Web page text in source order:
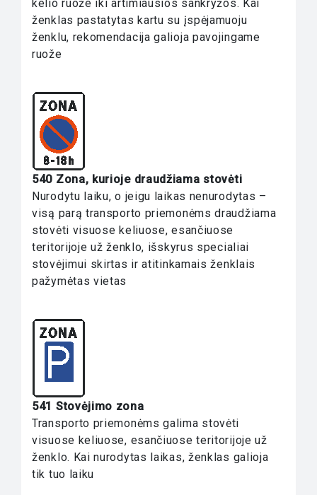
kelio ruože iki artimiausios sankryžos. Kai
ženklas pastatytas kartu su įspėjamuoju
ženklu, rekomendacija galioja pavojingame
ruože
540 Zona, kurioje draudžiama stovėti
Nurodytu laiku, o jeigu laikas nenurodytas –
visą parą transporto priemonėms draudžiama
stovėti visuose keliuose, esančiuose
teritorijoje už ženklo, išskyrus specialiai
stovėjimui skirtas ir atitinkamais ženklais
pažymėtas vietas
541 Stovėjimo zona
Transporto priemonėms galima stovėti
visuose keliuose, esančiuose teritorijoje už
ženklo. Kai nurodytas laikas, ženklas galioja
tik tuo laiku